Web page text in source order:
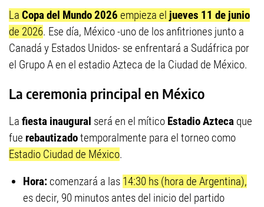
La Copa del Mundo 2026 empieza el jueves 11 de junio
de 2026. Ese día, México -uno de los anfitriones junto a
Canadá y Estados Unidos- se enfrentará a Sudáfrica por
el Grupo A en el estadio Azteca de la Ciudad de México.
La ceremonia principal en México
La fiesta inaugural será en el mítico Estadio Azteca que
fue rebautizadotemporalmente para el torneo como
Estadio Ciudad de México.
Hora: comenzará a las 14:30 hs (hora de Argentina),
es decir, 90 minutos antes del inicio del partido